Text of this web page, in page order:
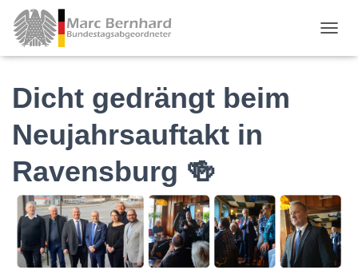
Dicht gedrängt beim
Neujahrsauftakt in
Ravensburg 🍻